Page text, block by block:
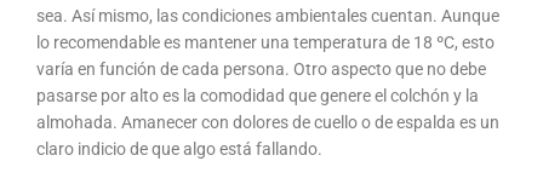
sea. Así mismo, las condiciones ambientales cuentan. Aunque
lo recomendable es mantener una temperatura de 18 ºC, esto
varía en función de cada persona. Otro aspecto que no debe
pasarse por alto es la comodidad que genere el colchón y la
almohada. Amanecer con dolores de cuello o de espalda es un
claro indicio de que algo está fallando.